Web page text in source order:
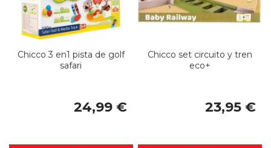
Chicco 3 en1 pista de golf
safari
24,99 €
Chicco set circuito y tren
eco+
23,95 €